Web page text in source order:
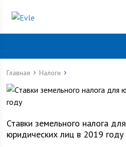
Главная Налоги
Ставки земельного налога для
юридических лиц в 2019 году